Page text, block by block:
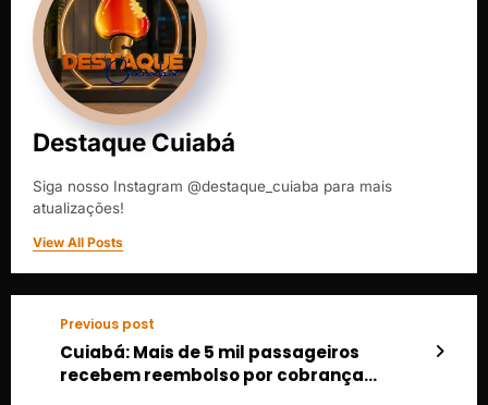
Destaque Cuiabá
Siga nosso Instagram @destaque_cuiaba para mais
atualizações!
View All Posts
Previous post
Cuiabá: Mais de 5 mil passageiros
recebem reembolso por cobrança